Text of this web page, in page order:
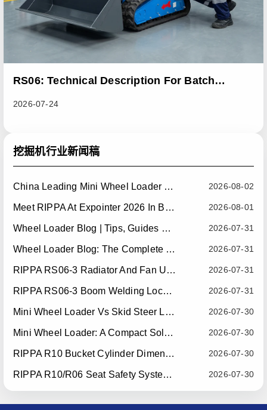
RS06: Technical Description For Batch
2026-07-24
挖掘机行业新闻稿
2026-08-02
China Leading Mini Wheel Loader Supplier: Reliable Compact Wheel Loaders For Global Markets
2026-08-01
Meet RIPPA At Expointer 2026 In Brazil
2026-07-31
Wheel Loader Blog | Tips, Guides & Attachments
2026-07-31
Wheel Loader Blog: The Complete Guide To Wheel Loaders For Construction, Agriculture, And Material Handling
2026-07-31
RIPPA RS06-3 Radiator And Fan Upgrade — Effective July 10, 2026
2026-07-31
RIPPA RS06-3 Boom Welding Locating Bar Optimization — Effective July 15, 2026
2026-07-30
Mini Wheel Loader Vs Skid Steer Loader: Which Compact Machine Is Better For Your Business?
2026-07-30
Mini Wheel Loader: A Compact Solution For Efficient Material Handling
2026-07-30
RIPPA R10 Bucket Cylinder Dimension Optimization — Effective July 15, 2026
2026-07-30
RIPPA R10/R06 Seat Safety System Upgrade — Effective July 22, 2026